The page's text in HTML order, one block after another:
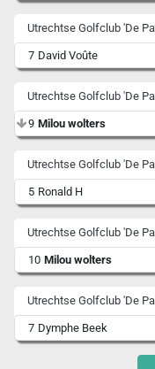
Utrechtse Golfclub 'De
7 David Voûte
Utrechtse Golfclub 'De
9 Milou wolters
Utrechtse Golfclub 'De
5 Ronald H
Utrechtse Golfclub 'De
10 Milou wolters
Utrechtse Golfclub 'De
7 Dymphe Beek